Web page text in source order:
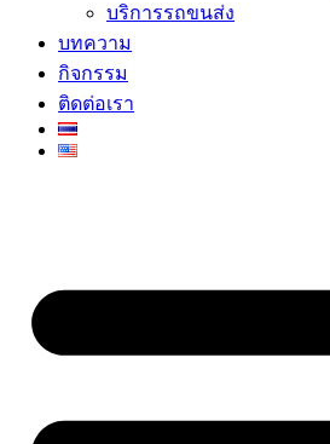
บริการรถขนส่ง
บทความ
กิจกรรม
ติดต่อเรา